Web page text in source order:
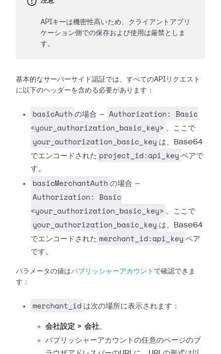
APIキーは機密性高いため、クライアントアプリ
ケーション側での保存および使用は厳禁としま
す。
基本的なサーバーサイド認証では、すべてのAPIリクエスト
に以下のヘッダーを含める必要があります：
basicAuth の場合 —
Authorization: Basic
<your_authorization_basic_key> 。ここで
your_authorization_basic_key は、Base64
でエンコードされた project_id:api_key ペアで
す。
basicMerchantAuth の場合 —
Authorization: Basic
<your_authorization_basic_key> 。ここで
your_authorization_basic_key は、Base64
でエンコードされた merchant_id:api_key ペア
です。
パラメータの値はパブリッシャーアカウント で確認できま
す：
merchant_id は次の場所に表示されます：
会社設定 > 会社。
パブリッシャーアカウントの任意のページのブ